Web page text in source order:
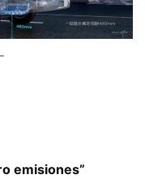
emisiones”​